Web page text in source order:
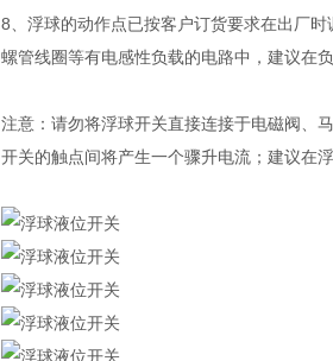
8、浮球的动作点已按客户订货要求在出厂
螺管线圈等有电感性负载的电路中，建议在
注意：请勿将浮球开关直接连接于电磁阀、
开关的触点间将产生一个骤升电流；建议在